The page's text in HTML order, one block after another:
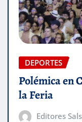
DEPORTES
Polémica en
la Feria
Editores